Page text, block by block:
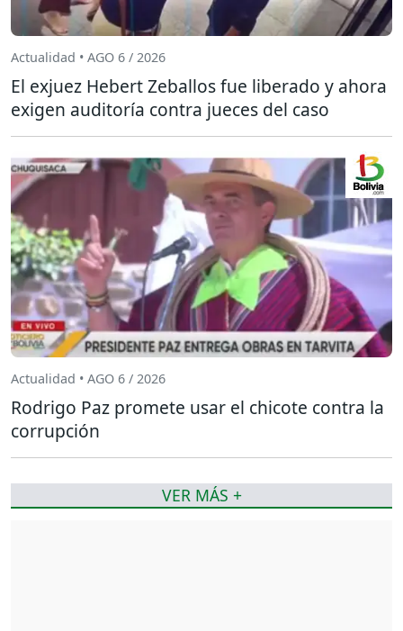
Actualidad • AGO 6 / 2026
El exjuez Hebert Zeballos fue liberado y ahora
exigen auditoría contra jueces del caso
Actualidad • AGO 6 / 2026
Rodrigo Paz promete usar el chicote contra la
corrupción
VER MÁS +